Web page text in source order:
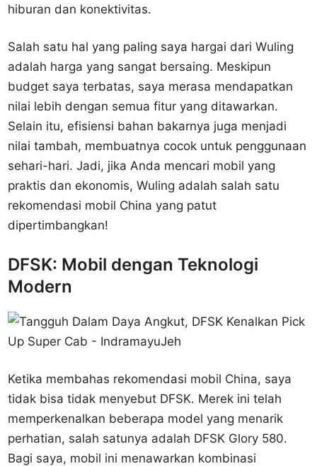
hiburan dan konektivitas.
Salah satu hal yang paling saya hargai dari Wuling
adalah harga yang sangat bersaing. Meskipun
budget saya terbatas, saya merasa mendapatkan
nilai lebih dengan semua fitur yang ditawarkan.
Selain itu, efisiensi bahan bakarnya juga menjadi
nilai tambah, membuatnya cocok untuk penggunaan
sehari-hari. Jadi, jika Anda mencari mobil yang
praktis dan ekonomis, Wuling adalah salah satu
rekomendasi mobil China yang patut
dipertimbangkan!
DFSK: Mobil dengan Teknologi
Modern
Ketika membahas rekomendasi mobil China, saya
tidak bisa tidak menyebut DFSK. Merek ini telah
memperkenalkan beberapa model yang menarik
perhatian, salah satunya adalah DFSK Glory 580.
Bagi saya, mobil ini menawarkan kombinasi